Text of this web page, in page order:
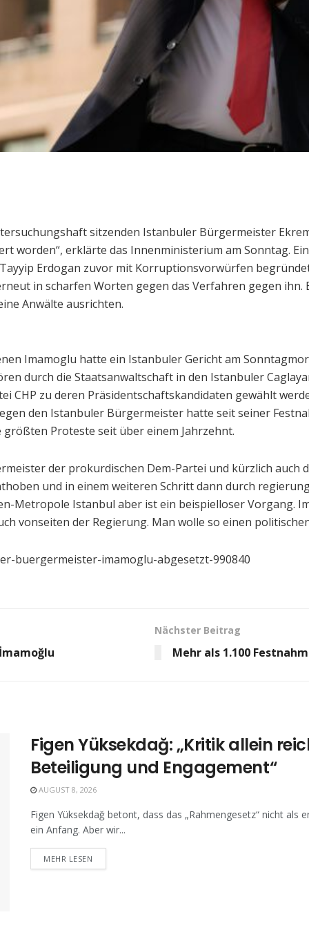
sitzenden Istanbuler Bürgermeister
worden“, erklärte das Innenministerium am Sonntag.
Erdogan zuvor mit Korruptionsvorwürfen
in scharfen Worten gegen das Verfahren gegen
Anwälte ausrichten.
Imamoglu hatte ein Istanbuler Gericht am
durch die Staatsanwaltschaft in den Istanbuler
CHP zu deren Präsidentschaftskandidaten gewählt
den Istanbuler Bürgermeister hatte seit seiner
Proteste seit über einem Jahrzehnt.
der prokurdischen Dem-Partei und kürzlich auch
und in einem weiteren Schritt dann durch
Metropole Istanbul aber ist ein beispielloser Vorgang.
vonseiten der Regierung. Man wolle so einen
buergermeister-imamoglu-abgesetzt-990840
Nächster Beitrag
Mehr als 1.100
Figen Yüksekdağ: „Kritik allein
Beteiligung und Engagement“
AUGUST 8, 2026
Figen Yüksekdağ betont, dass das „Rahmengesetz“ nicht als
ein Anfang. Aber wir...
MEHR LESEN